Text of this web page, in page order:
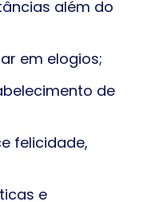
além do
em elogios;
de
felicidade,
e